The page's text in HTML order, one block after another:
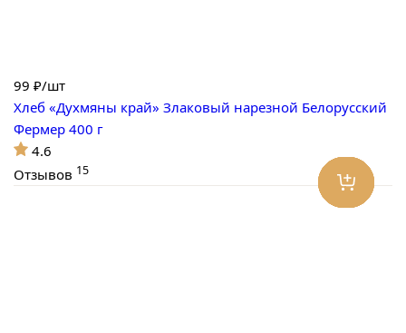
99 ₽/шт
Хлеб «Духмяны край» Злаковый нарезной Белорусский
Фермер 400 г
4.6
Отзывов 15